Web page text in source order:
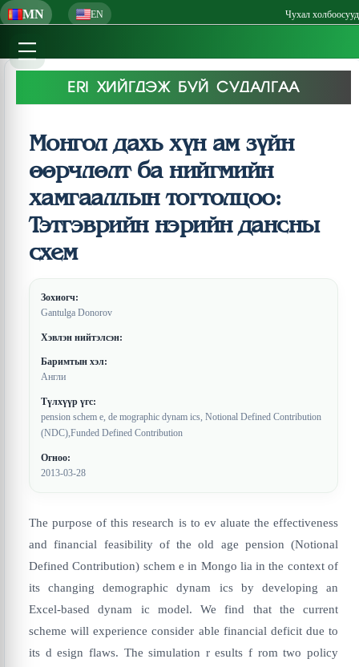
MN EN Чухал холбоосууд
ERI ХИЙГДЭЖ БУЙ СУДАЛГАА
Монгол дахь хүн ам зүйн
өөрчлөлт ба нийгмийн
хамгааллын тогтолцоо:
Тэтгэврийн нэрийн дансны
схем
Зохиогч:
Gantulga Donorov
Хэвлэн нийтэлсэн:
Баримтын хэл:
Англи
Түлхүүр үгс:
pension schem e, de mographic dynam ics, Notional Defined Contribution
(NDC),Funded Defined Contribution
Огноо:
2013-03-28
The purpose of this research is to ev aluate the effectiveness
and financial feasibility of the old age pension (Notional
Defined Contribution) schem e in Mongo lia in the context of
its changing demographic dynam ics by developing an
Excel-based dynam ic model. We find that the current
scheme will experience consider able financial deficit due to
its d esign flaws. The simulation r esults f rom two policy